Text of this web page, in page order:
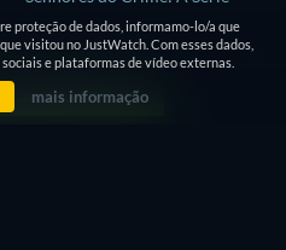
Temporada 2
Love is Blind: Reino Unido
Temporada 3
proteção de dados, informamo-lo/a que
visitou no JustWatch. Com esses dados,
e plataformas de vídeo externas.
mais informação